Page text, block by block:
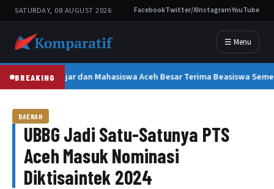
SATURDAY, 08 AUGUST 2026 FacebookTwitter/XInstagramYouTube
☰ Menu
BREAKING
300 Pelajar dan Mahasiswa Aceh Besar Terima Beasiswa
DAERAH
UBBG Jadi Satu-Satunya PTS
Aceh Masuk Nominasi
Diktisaintek 2024